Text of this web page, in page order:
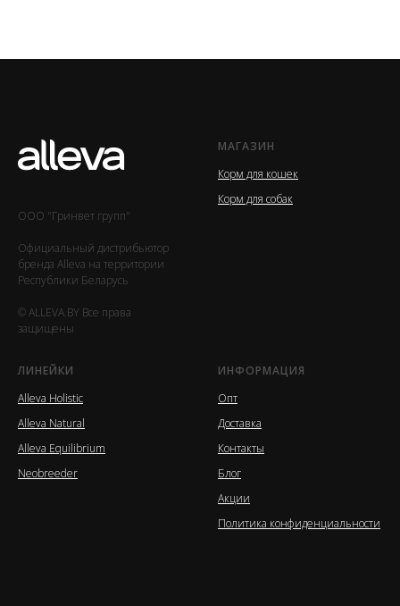
ООО "Гринвет групп"
Официальный дистрибьютор
бренда Alleva на территории
Республики Беларусь
© ALLEVA.BY Все права
защищены
МАГАЗИН
Корм для кошек
Корм для собак
ЛИНЕЙКИ
Alleva Holistic
Alleva Natural
Alleva Equilibrium
Neobreeder
ИНФОРМАЦИЯ
Опт
Доставка
Контакты
Блог
Акции
Политика конфиденциальности